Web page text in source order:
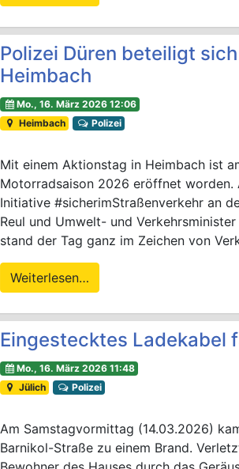
Polizei Düren beteiligt
Heimbach
Mo., 16. März 2026 12:06
Heimbach
Polizei
Mit einem Aktionstag in Heimbach ist
Motorradsaison 2026 eröffnet
Initiative #sicherimStraßenverkehr an
Reul und Umwelt- und
stand der Tag ganz im Zeichen von
Weiterlesen…
Eingestecktes Ladekabel
Mo., 16. März 2026 11:48
Jülich
Polizei
Am Samstagvormittag (14.03.2026)
Barnikol-Straße zu einem Brand.